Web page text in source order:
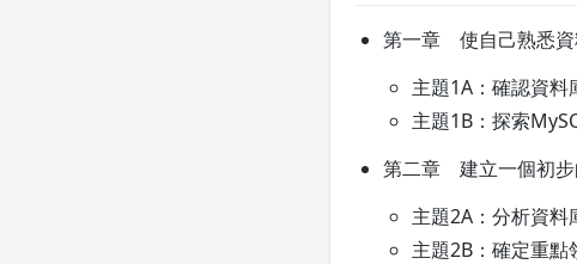
第一章 使自己熟悉資
主題1A：確認資料
主題1B：探索
第二章 建立一個初步
主題2A：分析資料
主題2B：確定重點